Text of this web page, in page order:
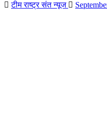
टीम राष्ट्र संत न्यूज